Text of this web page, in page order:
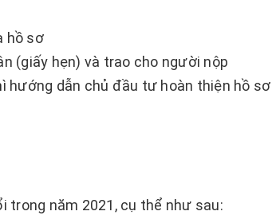
hồ sơ
(giấy hẹn) và trao cho người nộp
dẫn chủ đầu tư hoàn thiện hồ sơ
trong năm 2021, cụ thể như sau: